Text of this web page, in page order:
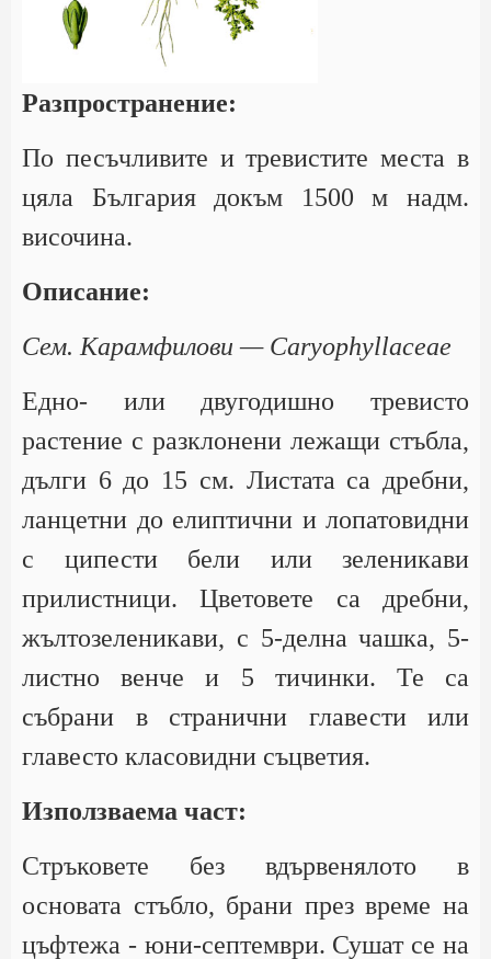
Разпространение:
По песъчливите и тревистите места в
цяла България докъм 1500 м надм.
височина.
Описание:
Сем. Карамфилови — Caryophyllaceae
Едно- или двугодишно тревисто
растение с разклонени лежащи стъбла,
дълги 6 до 15 см. Листата са дребни,
ланцетни до елиптични и лопатовидни
с ципести бели или зеленикави
прилистници. Цветовете са дребни,
жълтозеленикави, с 5-делна чашка, 5-
листно венче и 5 тичинки. Те са
събрани в странични главести или
главесто класовидни съцветия.
Използваема част:
Стръковете без вдървенялото в
основата стъбло, брани през време на
цъфтежа - юни-септември. Сушат се на